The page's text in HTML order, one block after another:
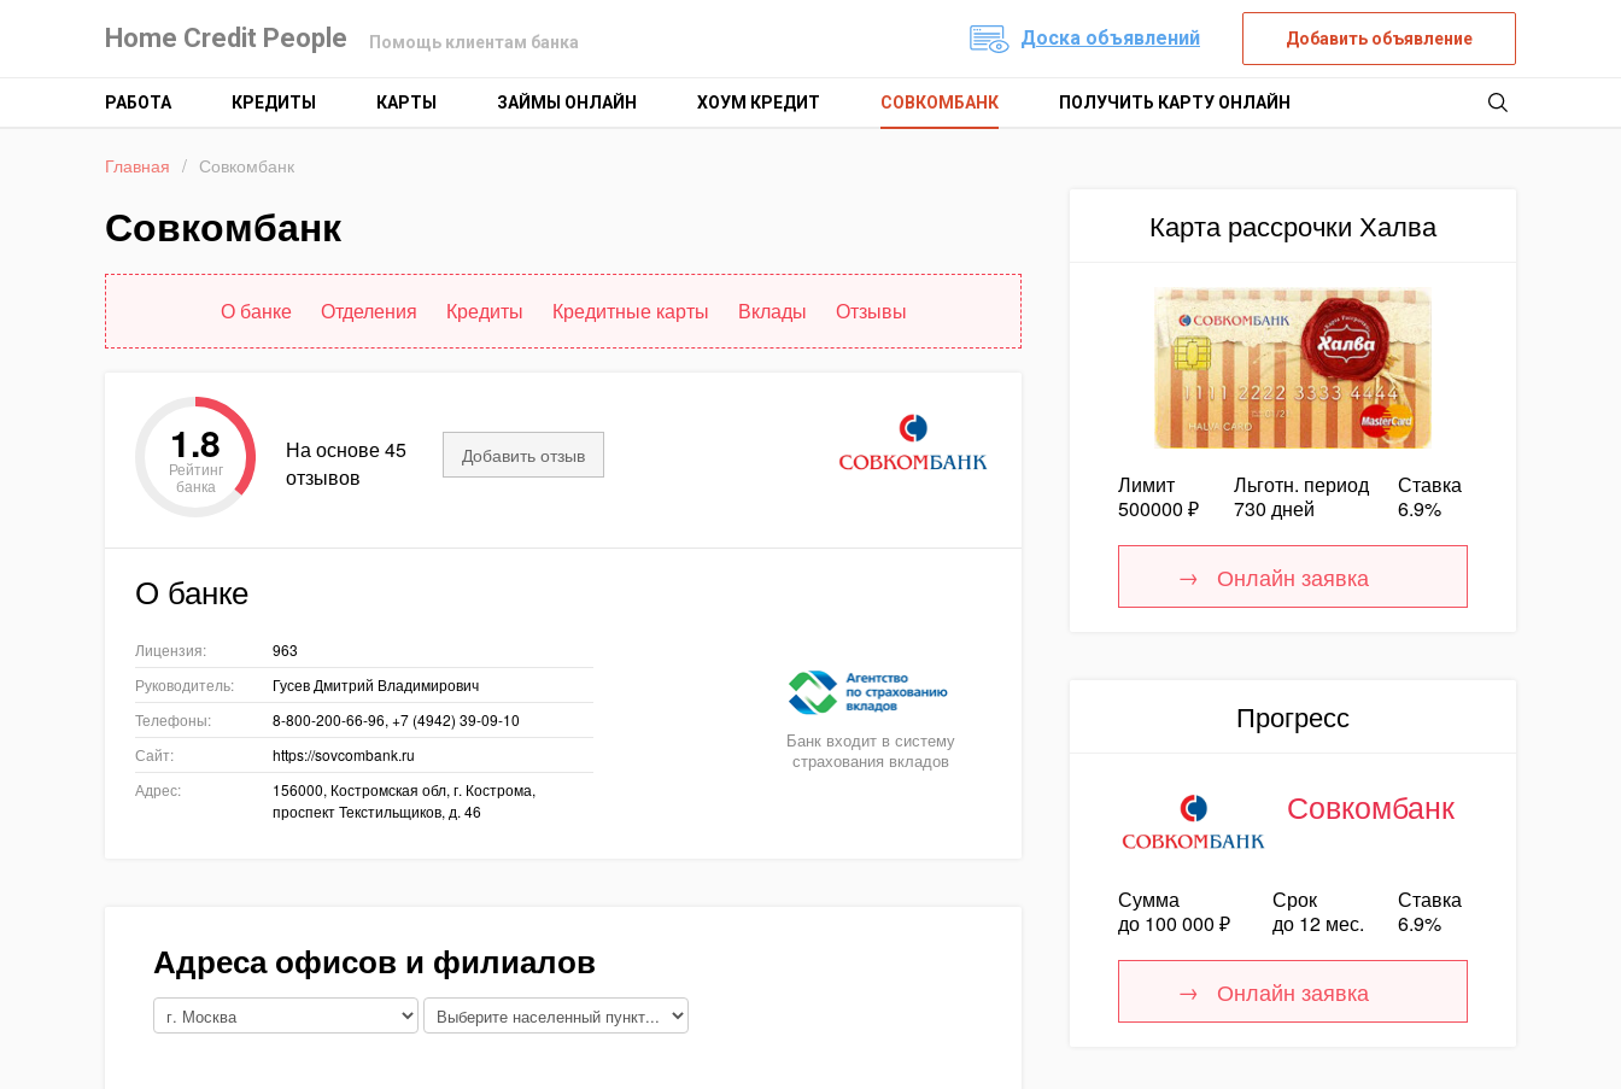
Home Credit People Помощь клиентам банка Доска объявлений Добавить объявление
РАБОТА КРЕДИТЫ КАРТЫ ЗАЙМЫ ОНЛАЙН ХОУМ КРЕДИТ СОВКОМБАНК ПОЛУЧИТЬ КАРТУ ОНЛАЙН
Главная / Совкомбанк
Совкомбанк
О банке Отделения Кредиты Кредитные карты Вклады Отзывы
1.8
Рейтинг
банка
На основе 45
отзывов
Добавить отзыв
О банке
Лицензия:
963
Руководитель:
Гусев Дмитрий Владимирович
Телефоны:
8-800-200-66-96, +7 (4942) 39-09-10
Сайт:
https://sovcombank.ru
Адрес:
156000, Костромская обл, г. Кострома,
проспект Текстильщиков, д. 46
Банк входит в систему
страхования вкладов
Адреса офисов и филиалов
Карта рассрочки Халва
Лимит
500000 ₽
Льготн. период
730 дней
Ставка
6.9%
Онлайн заявка
Прогресс
Совкомбанк
Сумма
до 100 000 ₽
Срок
до 12 мес.
Ставка
6.9%
Онлайн заявка